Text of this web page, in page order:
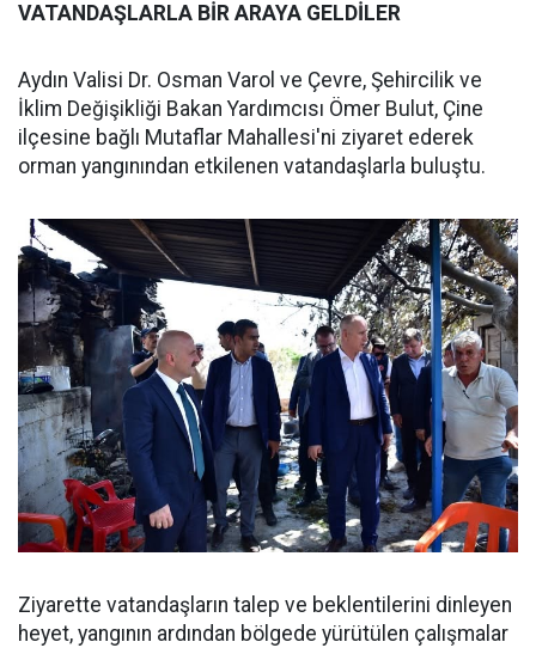
VATANDAŞLARLA BİR ARAYA GELDİLER
Aydın Valisi Dr. Osman Varol ve Çevre, Şehircilik ve
İklim Değişikliği Bakan Yardımcısı Ömer Bulut, Çine
ilçesine bağlı Mutaflar Mahallesi'ni ziyaret ederek
orman yangınından etkilenen vatandaşlarla buluştu.
Ziyarette vatandaşların talep ve beklentilerini dinleyen
heyet, yangının ardından bölgede yürütülen çalışmalar